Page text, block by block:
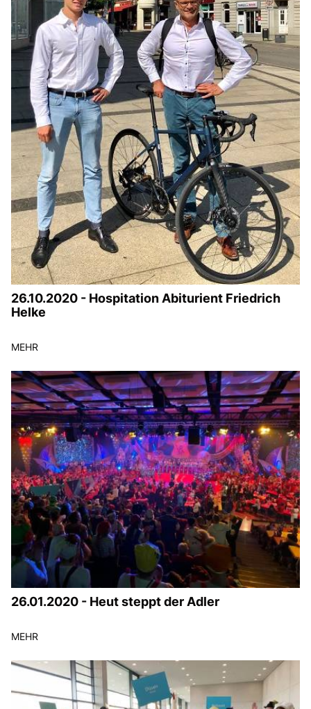
26.10.2020 - Hospitation Abiturient Friedrich
Helke
MEHR
26.01.2020 - Heut steppt der Adler
MEHR